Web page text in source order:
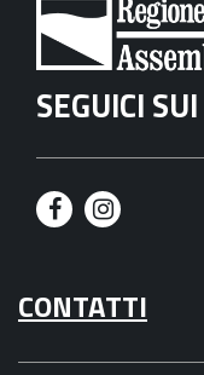
SEGUICI
F
c
e
I
s
t
CONTATTI